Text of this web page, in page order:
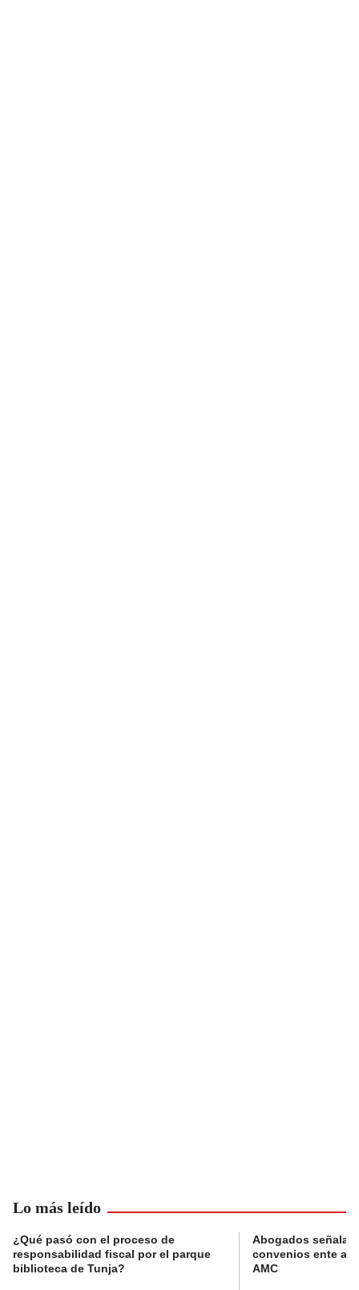
Lo más leído
¿Qué pasó con el proceso de
responsabilidad fiscal por el parque
biblioteca de Tunja?
Abogados
convenios ente
AMC